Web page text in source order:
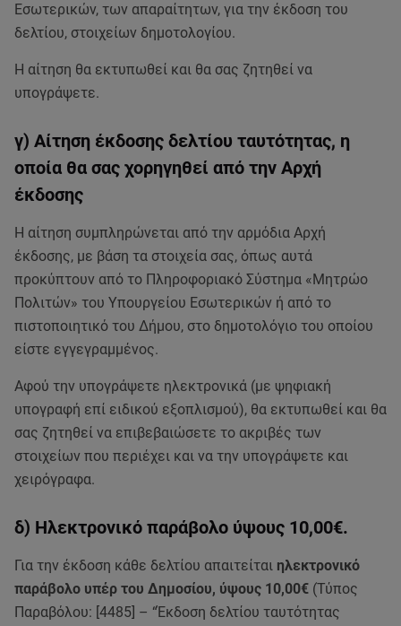
Εσωτερικών, των απαραίτητων, για την έκδοση του
δελτίου, στοιχείων δημοτολογίου.
Η αίτηση θα εκτυπωθεί και θα σας ζητηθεί να
υπογράψετε.
γ) Αίτηση έκδοσης δελτίου ταυτότητας, η
οποία θα σας χορηγηθεί από την Αρχή
έκδοσης
Η αίτηση συμπληρώνεται από την αρμόδια Αρχή
έκδοσης, με βάση τα στοιχεία σας, όπως αυτά
προκύπτουν από το Πληροφοριακό Σύστημα «Μητρώο
Πολιτών» του Υπουργείου Εσωτερικών ή από το
πιστοποιητικό του Δήμου, στο δημοτολόγιο του οποίου
είστε εγγεγραμμένος.
Αφού την υπογράψετε ηλεκτρονικά (με ψηφιακή
υπογραφή επί ειδικού εξοπλισμού), θα εκτυπωθεί και θα
σας ζητηθεί να επιβεβαιώσετε το ακριβές των
στοιχείων που περιέχει και να την υπογράψετε και
χειρόγραφα.
δ) Ηλεκτρονικό παράβολο ύψους 10,00€.
Για την έκδοση κάθε δελτίου απαιτείται ηλεκτρονικό
παράβολο υπέρ του Δημοσίου, ύψους 10,00€ (Τύπος
Παραβόλου: [4485] – “Έκδοση δελτίου ταυτότητας